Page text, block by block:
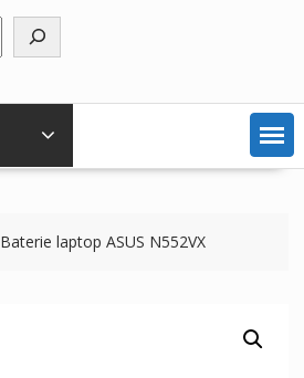
Baterie laptop ASUS N552VX